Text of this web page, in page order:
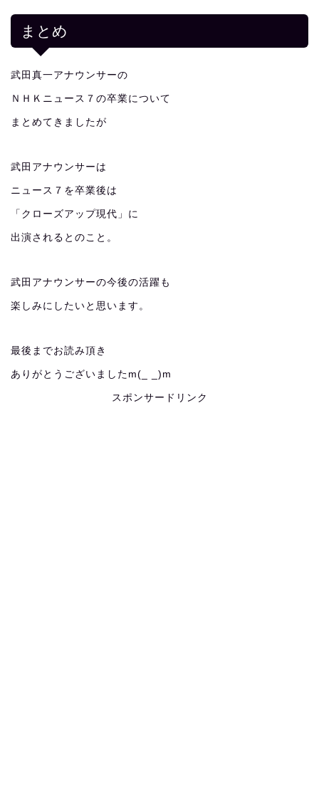
まとめ
武田真一アナウンサーの
ＮＨＫニュース７の卒業について
まとめてきましたが
武田アナウンサーは
ニュース７を卒業後は
「クローズアップ現代」に
出演されるとのこと。
武田アナウンサーの今後の活躍も
楽しみにしたいと思います。
最後までお読み頂き
ありがとうございましたm(_ _)m
スポンサードリンク